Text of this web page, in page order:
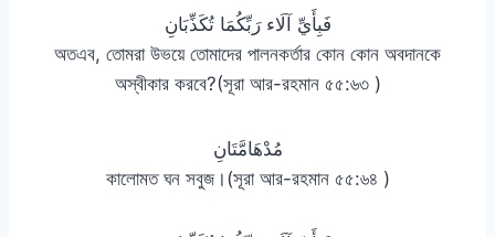
فَبِأَيِّ آلَاء رَبِّكُمَا تُكَذِّبَانِ
অতএব, তোমরা উভয়ে তোমাদের পালনকর্তার কোন কোন অবদানকে
অস্বীকার করবে?(সূরা আর-রহমান ৫৫:৬৩ )
مُدْهَامَّتَانِ
কালোমত ঘন সবুজ।(সূরা আর-রহমান ৫৫:৬৪ )